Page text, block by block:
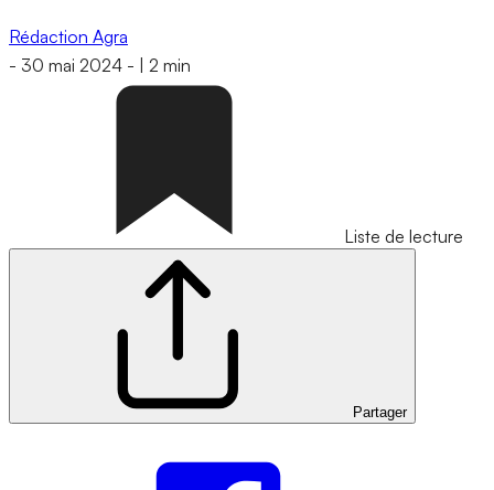
Rédaction Agra
- 30 mai 2024 - 2 min
Liste de lecture
Partager